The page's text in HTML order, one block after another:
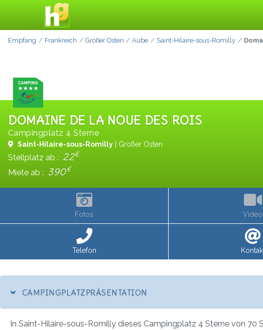
Empfang Frankreich Großer Osten Aube Saint-Hilaire-sous-Romilly
DOMAINE DE LA NOUE DES ROIS
Campingplatz 4 Sterne
Saint-Hilaire-sous-Romilly | Großer Osten
Stellplatz ab : 22€
Miete ab : 390€
Fotos Video
Telefon
CAMPINGPLATZPRÄSENTATION
In Saint-Hilaire-sous-Romilly dieses Campingplatz 4 Sterne von